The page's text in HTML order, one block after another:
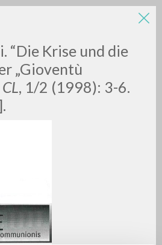
“Die Krise und die
„Gioventù
CL, 1/2 (1998): 3-6.
LUIGI